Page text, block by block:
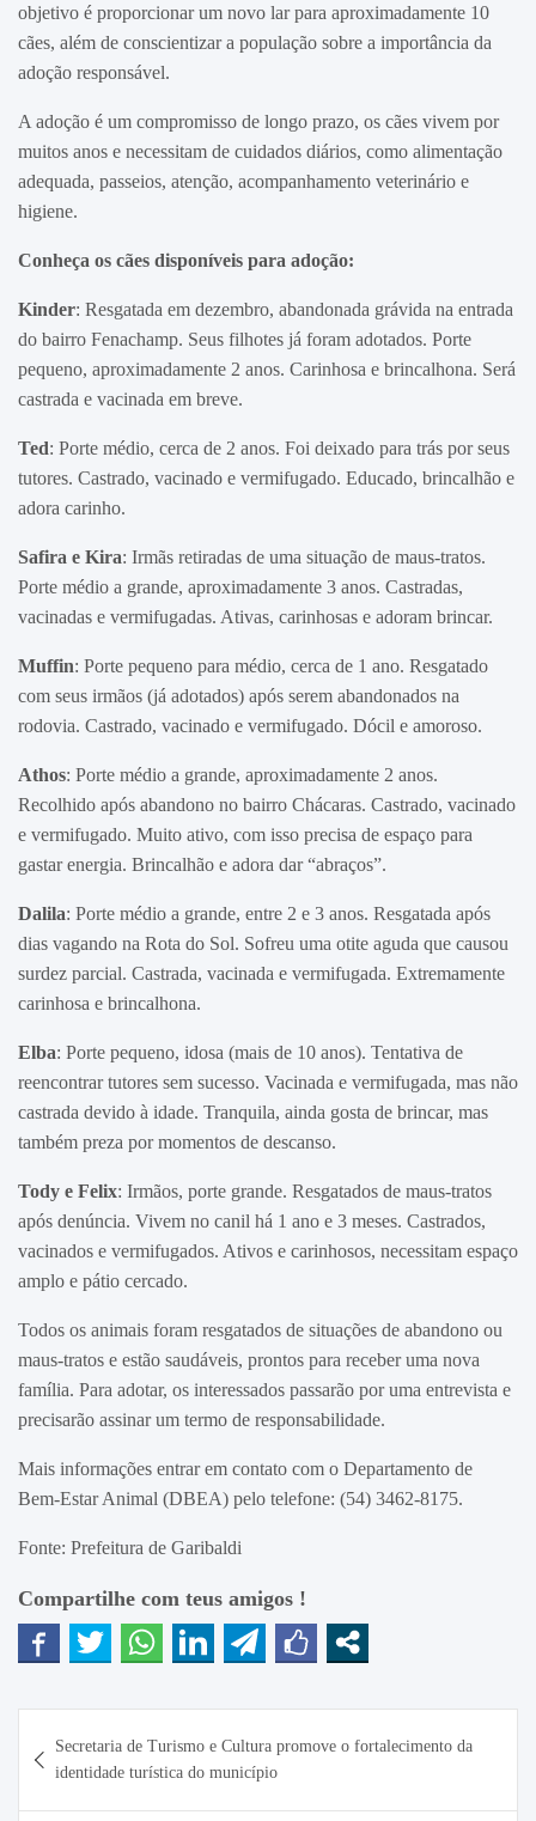
objetivo é proporcionar um novo lar para aproximadamente 10
cães, além de conscientizar a população sobre a importância da
adoção responsável.
A adoção é um compromisso de longo prazo, os cães vivem por
muitos anos e necessitam de cuidados diários, como alimentação
adequada, passeios, atenção, acompanhamento veterinário e
higiene.
Conheça os cães disponíveis para adoção:
Kinder: Resgatada em dezembro, abandonada grávida na entrada
do bairro Fenachamp. Seus filhotes já foram adotados. Porte
pequeno, aproximadamente 2 anos. Carinhosa e brincalhona. Será
castrada e vacinada em breve.
Ted: Porte médio, cerca de 2 anos. Foi deixado para trás por seus
tutores. Castrado, vacinado e vermifugado. Educado, brincalhão e
adora carinho.
Safira e Kira: Irmãs retiradas de uma situação de maus-tratos.
Porte médio a grande, aproximadamente 3 anos. Castradas,
vacinadas e vermifugadas. Ativas, carinhosas e adoram brincar.
Muffin: Porte pequeno para médio, cerca de 1 ano. Resgatado
com seus irmãos (já adotados) após serem abandonados na
rodovia. Castrado, vacinado e vermifugado. Dócil e amoroso.
Athos: Porte médio a grande, aproximadamente 2 anos.
Recolhido após abandono no bairro Chácaras. Castrado, vacinado
e vermifugado. Muito ativo, com isso precisa de espaço para
gastar energia. Brincalhão e adora dar “abraços”.
Dalila: Porte médio a grande, entre 2 e 3 anos. Resgatada após
dias vagando na Rota do Sol. Sofreu uma otite aguda que causou
surdez parcial. Castrada, vacinada e vermifugada. Extremamente
carinhosa e brincalhona.
Elba: Porte pequeno, idosa (mais de 10 anos). Tentativa de
reencontrar tutores sem sucesso. Vacinada e vermifugada, mas não
castrada devido à idade. Tranquila, ainda gosta de brincar, mas
também preza por momentos de descanso.
Tody e Felix: Irmãos, porte grande. Resgatados de maus-tratos
após denúncia. Vivem no canil há 1 ano e 3 meses. Castrados,
vacinados e vermifugados. Ativos e carinhosos, necessitam espaço
amplo e pátio cercado.
Todos os animais foram resgatados de situações de abandono ou
maus-tratos e estão saudáveis, prontos para receber uma nova
família. Para adotar, os interessados passarão por uma entrevista e
precisarão assinar um termo de responsabilidade.
Mais informações entrar em contato com o Departamento de
Bem-Estar Animal (DBEA) pelo telefone: (54) 3462-8175.
Fonte: Prefeitura de Garibaldi
Compartilhe com teus amigos !
de
Post
Secretaria de Turismo e Cultura promove o fortalecimento da
identidade turística do município